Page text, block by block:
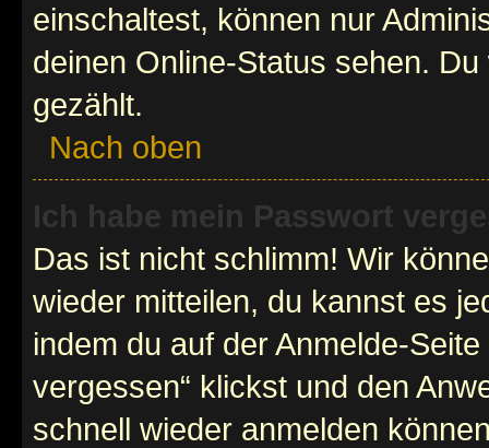
einschaltest, können nur
deinen Online-Status sehen.
gezählt.
Nach oben
Ich habe mein Passwort
Das ist nicht schlimm! Wir
wieder mitteilen, du kannst es
indem du auf der Anmelde-
vergessen“ klickst und den
schnell wieder anmelden